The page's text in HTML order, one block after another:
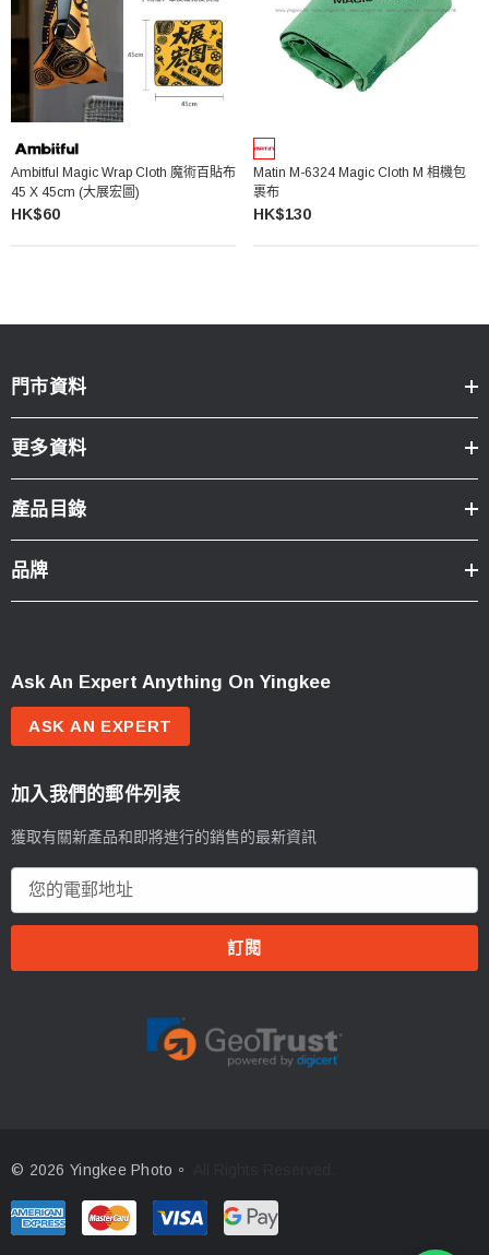
Ambitful Magic Wrap Cloth 魔術百貼布
45 X 45cm (大展宏圖)
HK$60
Matin M-6324 Magic Cloth M 相機包
裹布
HK$130
門市資料
更多資料
產品目錄
品牌
Ask An Expert Anything On Yingkee
ASK AN EXPERT
加入我們的郵件列表
獲取有關新產品和即將進行的銷售的最新資訊
郵
© 2026 Yingkee Photo。